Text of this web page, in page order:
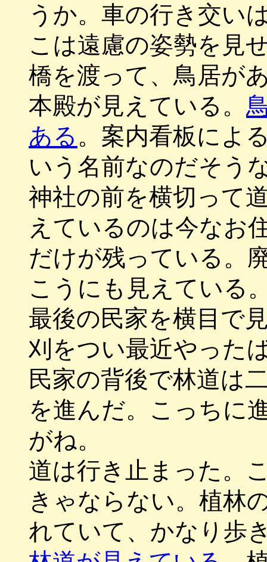
うか。車の行き交い
こは遠慮の姿勢を見
橋を渡って、鳥居が
本殿が見えている。
ある 。案内看板によ
いう名前なのだそう
神社の前を横切って
えているのは今なお
だけが残っている。
こうにも見えている
最後の民家を横目で
刈をつい最近やった
民家の背後で林道は
を進んだ。こっちに
がね。
道は行き止まった。
きゃならない。植林
れていて、かなり歩